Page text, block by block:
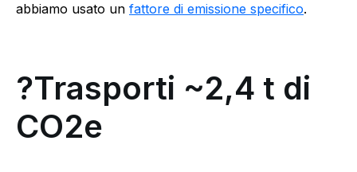
abbiamo usato un fattore di emissione specifico.
?Trasporti ~2,4 t di
CO2e